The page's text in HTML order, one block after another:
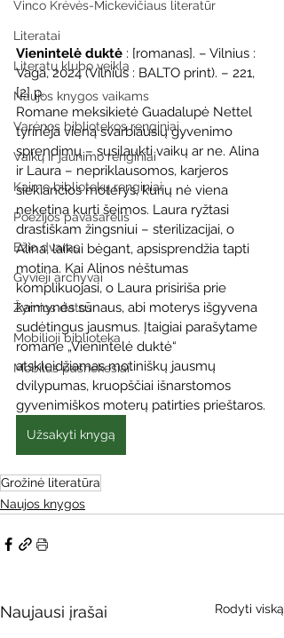
Vinco Krėvės-Mickevičiaus literatūr
Literatai
Literatų klubo veikla
Naujos knygos vaikams
Varėnos bibliotekos renginiai
Vaikų ir jaunimo renginiai
Kaimo bibliotekų renginiai
Poezijos pavasarėlis
Ežio dvaras
Gyvieji archyvai
Žymios datos
Mobilioji biblioteka
Mobilūs pašnekesiai
Vienintelė duktė : [romanas]. – Vilnius :
Vaga, 2024 (Vilnius : BALTO print). – 221,
[2] p.
Romane meksikietė Guadalupė Nettel
tyrinėja vieną svarbiausių gyvenimo
sprendimų – susilaukti vaikų ar ne. Alina
ir Laura – nepriklausomos, karjeros
siekiančios moterys, kurių nė viena
neketina kurti šeimos. Laura ryžtasi
drastiškam žingsniui – sterilizacijai, o
Alina, laikui bėgant, apsisprendžia tapti
motina. Kai Alinos nėštumas
komplikuojasi, o Laura prisiriša prie
kaimynės sūnaus, abi moterys išgyvena
sudėtingus jausmus. Įtaigiai parašytame
romane „Vienintelė duktė“
atskleidžiamas motiniškų jausmų
dvilypumas, kruopščiai išnarstomos
gyvenimiškos moterų patirties prieštaros.
Užsakyti knygą
Grožinė literatūra
Naujos knygos
Naujausi įrašai Rodyti viską